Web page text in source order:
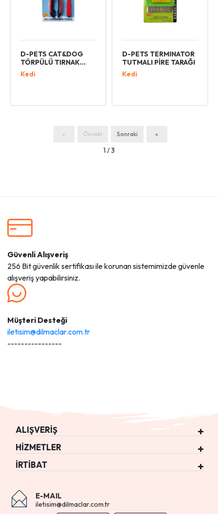
D-PETS CAT&DOG
TÖRPÜLÜ TIRNAK
MAKASI SETİ KÜÇÜK
Kedi
D-PETS TERMINATOR
TUTMALI PİRE TARAĞI
Kedi
« Önceki Sonraki »
1 / 3
Güvenli Alışveriş
256 Bit güvenlik sertifikası ile korunan sistemimizde güvenle
alışveriş yapabilirsiniz.
Müşteri Desteği
iletisim@dilmaclar.com.tr
----------------
ALIŞVERİŞ
HİZMETLER
İRTİBAT
E-MAIL
iletisim@dilmaclar.com.tr